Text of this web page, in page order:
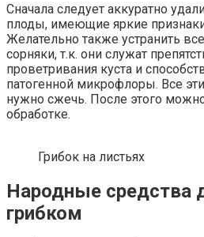
Сначала следует аккуратно
плоды, имеющие яркие
Желательно также устранить
сорняки, т.к. они служат
проветривания куста и
патогенной микрофлоры. Все
нужно сжечь. После этого
обработке.
Грибок на листьях
Народные средства
грибком